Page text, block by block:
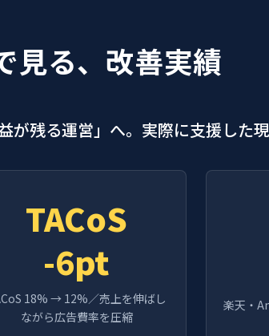
見る、改善実績
残る運営」へ。実際に支援した現
TACoS
-6pt
18% → 12%／売上を伸ばし
ながら広告費率を圧縮
楽天・